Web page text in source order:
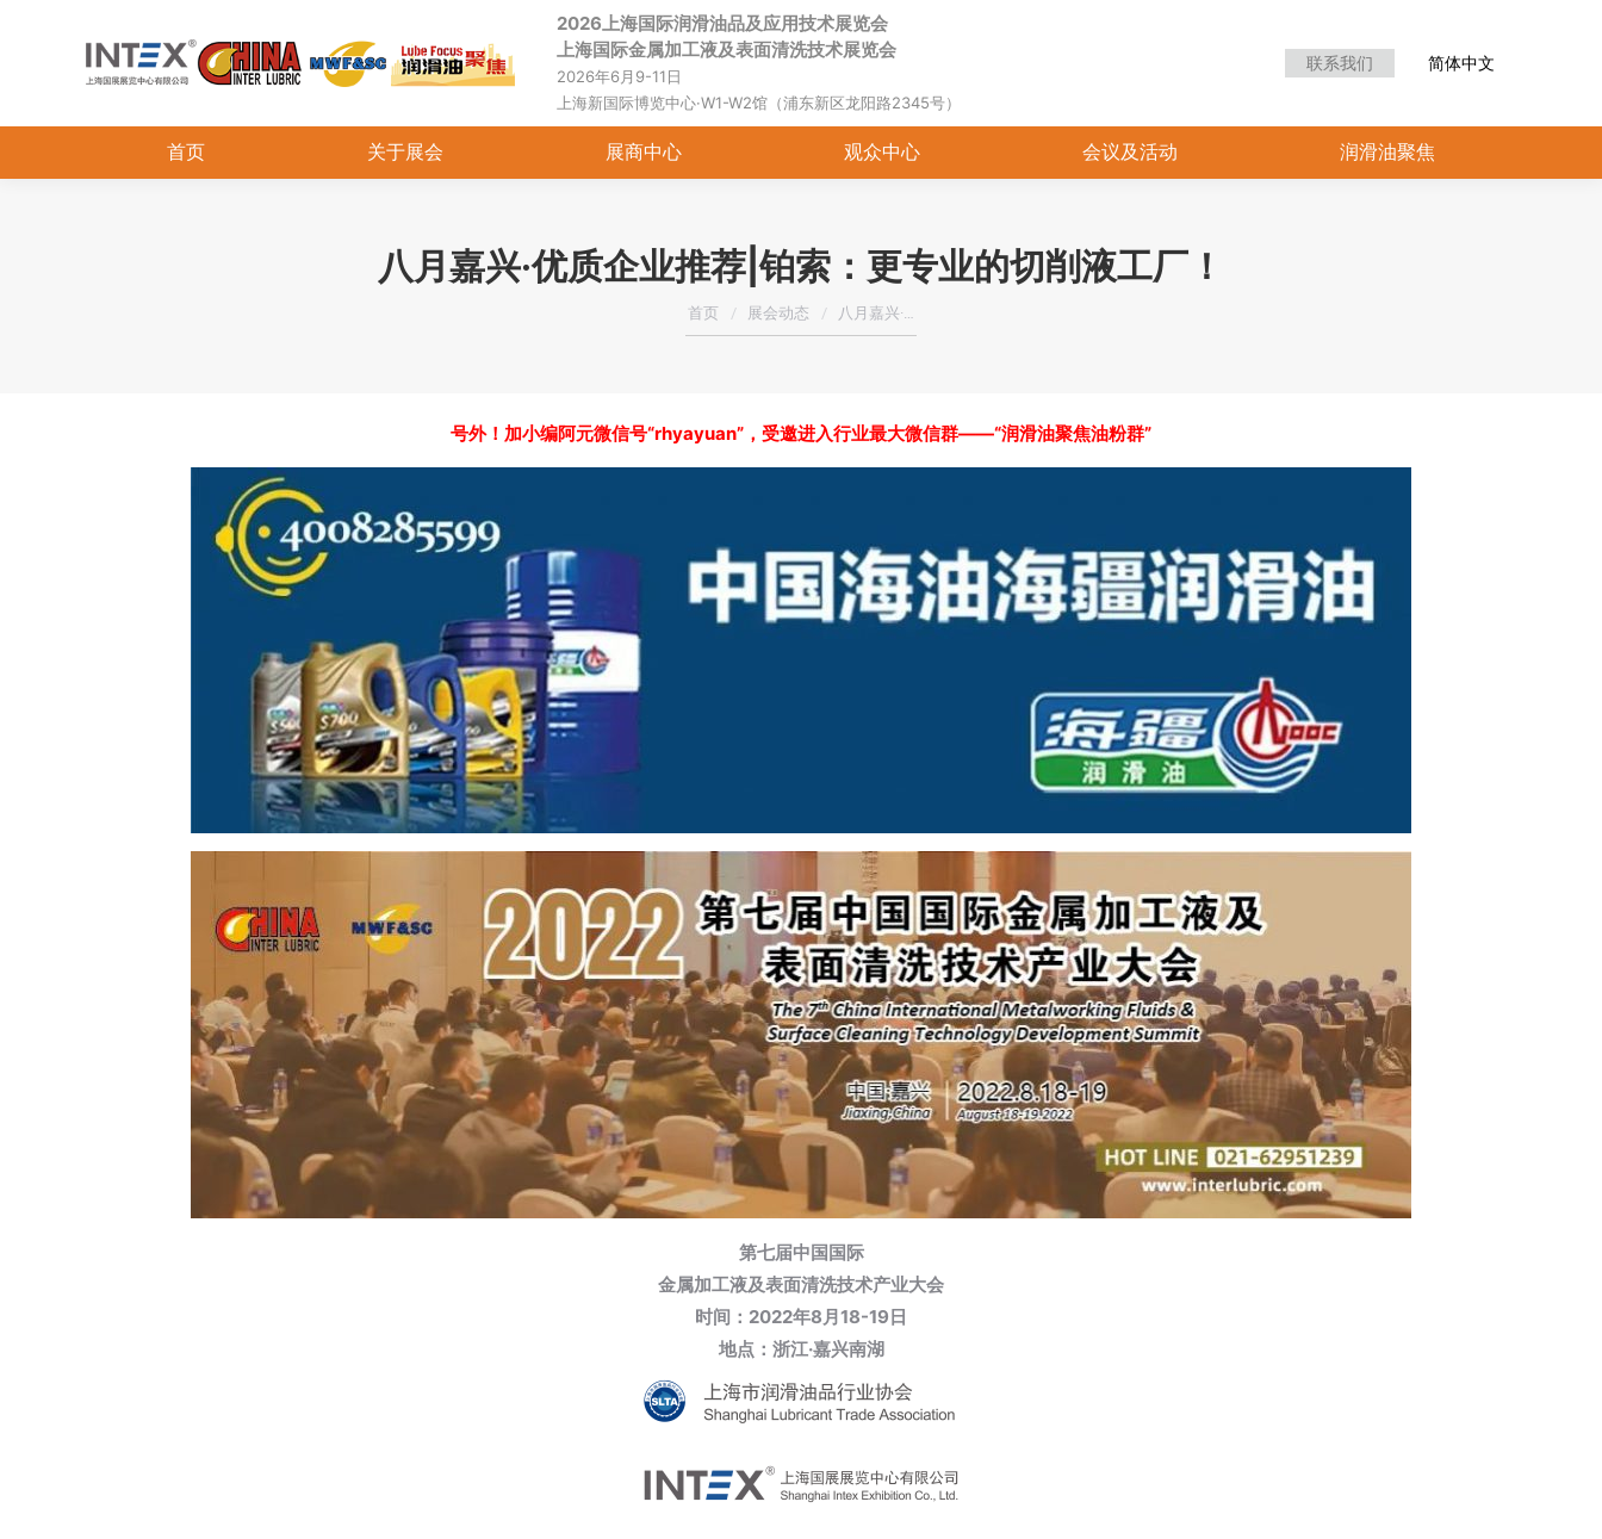
2026上海国际润滑油品及应用技术展览会
上海国际金属加工液及表面清洗技术展览会
2026年6月9-11日
上海新国际博览中心·W1-W2馆（浦东新区龙阳路2345号）
联系我们 简体中文
首页 关于展会 展商中心 观众中心 会议及活动 润滑油聚焦
八月嘉兴·优质企业推荐|铂索：更专业的切削液工厂！
您在这里：
首页 展会动态 八月嘉兴·…
号外！加小编阿元微信号“rhyayuan”，受邀进入行业最大微信群——“润滑油聚焦油粉群”
第七届中国国际
金属加工液及表面清洗技术产业大会
时间：2022年8月18-19日
地点：浙江·嘉兴南湖
首页 关于展会 展商中心